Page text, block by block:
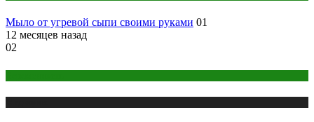
Мыло от угревой сыпи своими руками 01
12 месяцев назад
02